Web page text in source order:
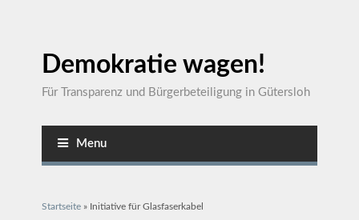
Demokratie wagen!
Für Transparenz und Bürgerbeteiligung in Gütersloh
Menu
Sie sind hier
Startseite » Initiative für Glasfaserkabel